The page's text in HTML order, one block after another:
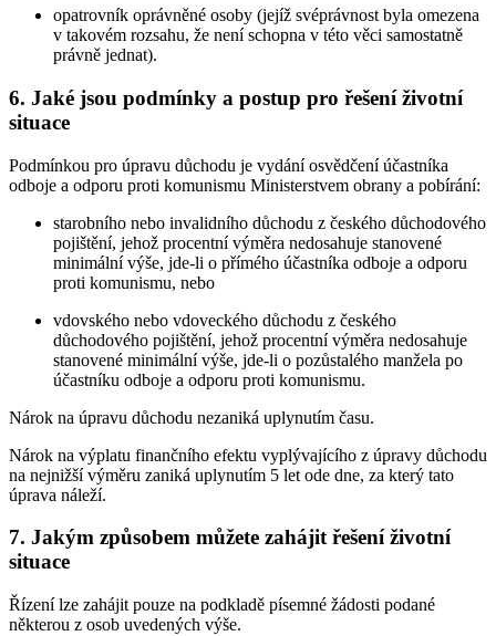
opatrovník oprávněné osoby (jejíž svéprávnost byla omezena
v takovém rozsahu, že není schopna v této věci samostatně
právně jednat).
6. Jaké jsou podmínky a postup pro řešení životní
situace
Podmínkou pro úpravu důchodu je vydání osvědčení účastníka
odboje a odporu proti komunismu Ministerstvem obrany a pobírání:
starobního nebo invalidního důchodu z českého důchodového
pojištění, jehož procentní výměra nedosahuje stanovené
minimální výše, jde-li o přímého účastníka odboje a odporu
proti komunismu, nebo
vdovského nebo vdoveckého důchodu z českého
důchodového pojištění, jehož procentní výměra nedosahuje
stanovené minimální výše, jde-li o pozůstalého manžela po
účastníku odboje a odporu proti komunismu.
Nárok na úpravu důchodu nezaniká uplynutím času.
Nárok na výplatu finančního efektu vyplývajícího z úpravy důchodu
na nejnižší výměru zaniká uplynutím 5 let ode dne, za který tato
úprava náleží.
7. Jakým způsobem můžete zahájit řešení životní
situace
Řízení lze zahájit pouze na podkladě písemné žádosti podané
některou z osob uvedených výše.